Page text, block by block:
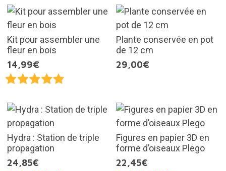
Kit pour assembler une
fleur en bois
14,99€
Plante conservée en pot
de 12 cm
29,00€
Hydra : Station de triple
propagation
24,85€
Figures en papier 3D en
forme d’oiseaux Plego
22,45€